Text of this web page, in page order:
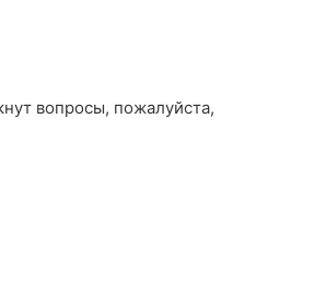
вопросы, пожалуйста,